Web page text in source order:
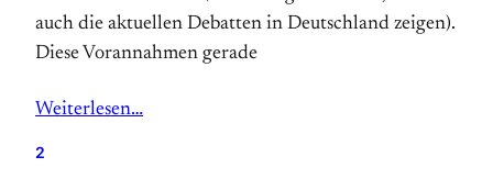
auch die aktuellen Debatten in Deutschland zeigen).
Diese Vorannahmen gerade
Weiterlesen…
2